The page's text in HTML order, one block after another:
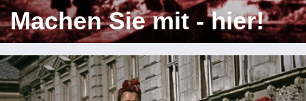
Machen Sie mit - hier!